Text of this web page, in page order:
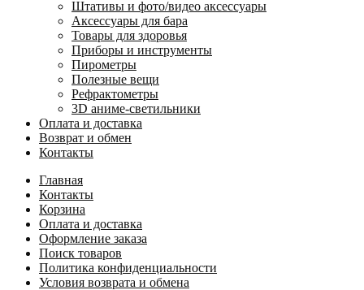
Штативы и фото/видео аксессуары
Аксессуары для бара
Товары для здоровья
Приборы и инструменты
Пирометры
Полезные вещи
Рефрактометры
3D аниме-светильники
Оплата и доставка
Возврат и обмен
Контакты
Главная
Контакты
Корзина
Оплата и доставка
Оформление заказа
Поиск товаров
Политика конфиденциальности
Условия возврата и обмена